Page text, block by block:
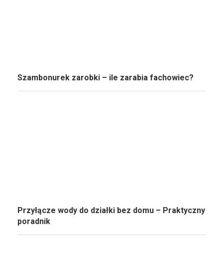
Szambonurek zarobki – ile zarabia fachowiec?
Przyłącze wody do działki bez domu – Praktyczny
poradnik